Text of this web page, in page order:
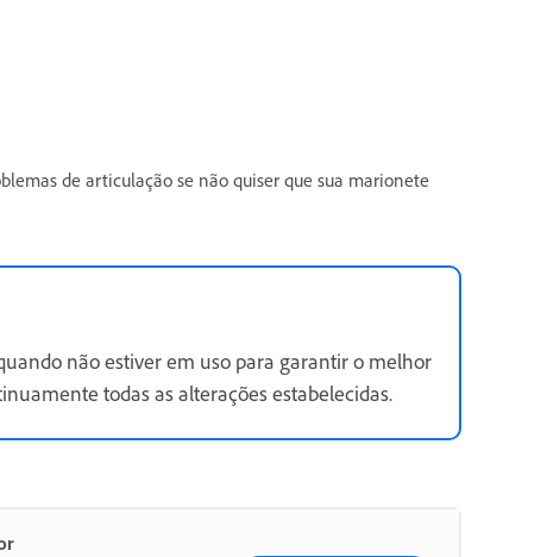
de articulação se não quiser que sua marionete
não estiver em uso para garantir o melhor
todas as alterações estabelecidas.